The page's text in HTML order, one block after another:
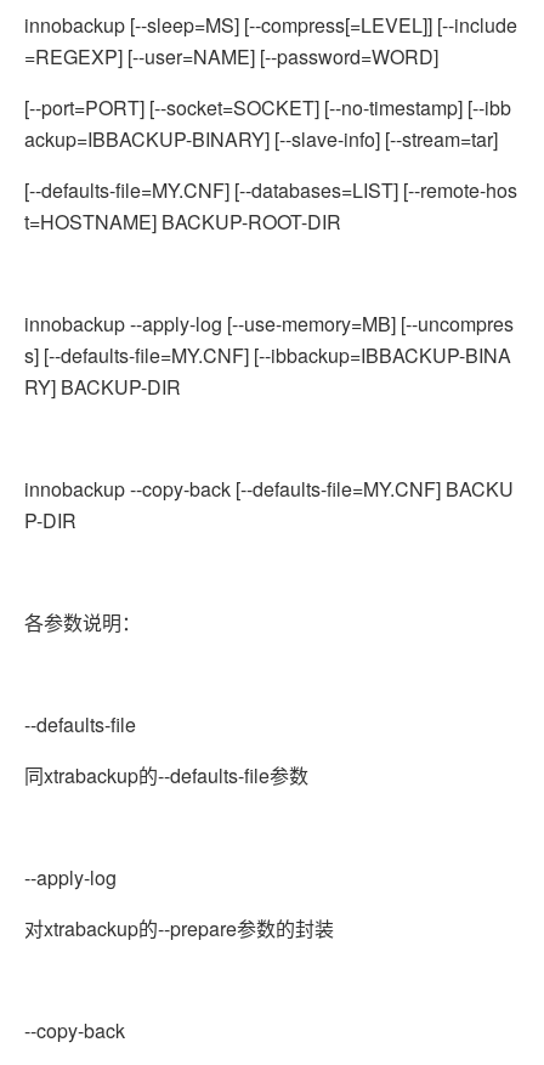
innobackup [--sleep=MS] [--compress[=LEVEL]] [--include
=REGEXP] [--user=NAME] [--password=WORD]
[--port=PORT] [--socket=SOCKET] [--no-timestamp] [--ibb
ackup=IBBACKUP-BINARY] [--slave-info] [--stream=tar]
[--defaults-file=MY.CNF] [--databases=LIST] [--remote-hos
t=HOSTNAME] BACKUP-ROOT-DIR
innobackup --apply-log [--use-memory=MB] [--uncompres
s] [--defaults-file=MY.CNF] [--ibbackup=IBBACKUP-BINA
RY] BACKUP-DIR
innobackup --copy-back [--defaults-file=MY.CNF] BACKU
P-DIR
各参数说明：
--defaults-file
同xtrabackup的--defaults-file参数
--apply-log
对xtrabackup的--prepare参数的封装
--copy-back